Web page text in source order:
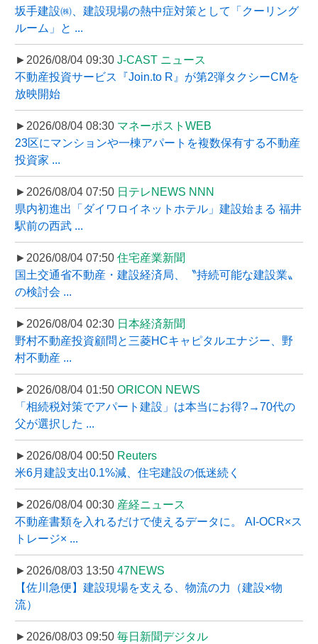
坂手建設㈱、建設現場の熱中症対策として「クーリング
ルーム」と ...
►2026/08/04 09:30 J-CAST ニュース
不動産投資サービス『Join.to R』が第2弾タクシーCMを
放映開始
►2026/08/04 08:30 マネーポストWEB
23区にマンションや一棟アパートを複数保有する不動産
投資家 ...
►2026/08/04 07:50 日テレNEWS NNN
県内初進出「ダイワロイネットホテル」建設始まる 福井
駅前の西武 ...
►2026/08/04 07:50 住宅産業新聞
国土交通省不動産・建設経済局、〝持続可能な建設業〟
の検討会 ...
►2026/08/04 02:30 日本経済新聞
野村不動産投資顧問と三菱HCキャピタルエナジー、野
村不動産 ...
►2026/08/04 01:50 ORICON NEWS
「相続税対策でアパート建設」は本当にお得?→70代の
父が選択した ...
►2026/08/04 00:50 Reuters
米6月建設支出0.1%減、住宅建設の低迷続く
►2026/08/04 00:30 産経ニュース
不動産書類を入れるだけで使えるデータに。 AI-OCR×ス
トレージ× ...
►2026/08/03 13:50 47NEWS
【佐川急便】建設現場を支える、物流の力（建設×物
流）
►2026/08/03 09:50 毎日新聞デジタル